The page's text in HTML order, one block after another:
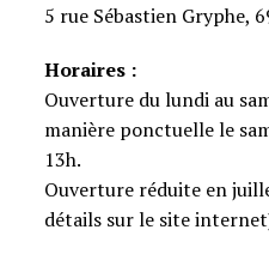
5 rue Sébastien Gryphe,
Horaires :
Ouverture du lundi au
manière ponctuelle le
13h.
Ouverture réduite en
détails sur le site